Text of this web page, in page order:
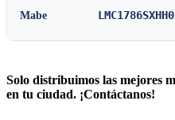
Mabe LMC1786SXHH0
Solo distribuimos las mejores
en tu ciudad. ¡Contáctanos!